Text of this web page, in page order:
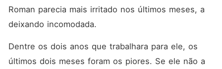
Roman parecia mais irritado nos últimos meses, a
deixando incomodada.
Dentre os dois anos que trabalhara para ele, os
últimos dois meses foram os piores. Se ele não a